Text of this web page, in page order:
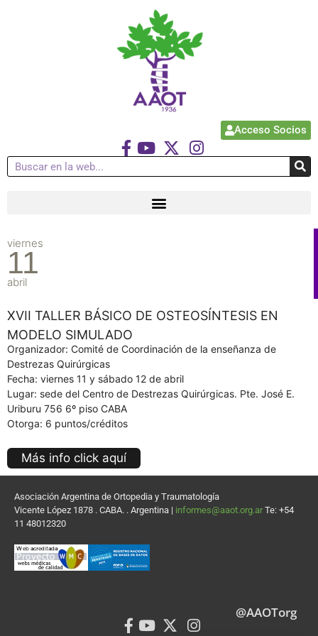
Acceso Socios
viernes
11
abril
XVII TALLER BÁSICO DE OSTEOSÍNTESIS EN
MODELO SIMULADO
Organizador: Comité de Coordinación de la enseñanza de
Destrezas Quirúrgicas
Fecha: viernes 11 y sábado 12 de abril
Lugar: sede del Centro de Destrezas Quirúrgicas. Pte. José E.
Uriburu 756 6º piso CABA
Otorga: 6 puntos/créditos
Más info click aquí
Asociación Argentina de Ortopedia y Traumatología
Vicente López 1878 . CABA. . Argentina | informes@aaot.org.ar Te: +54
11 48012320
@AAOTorg